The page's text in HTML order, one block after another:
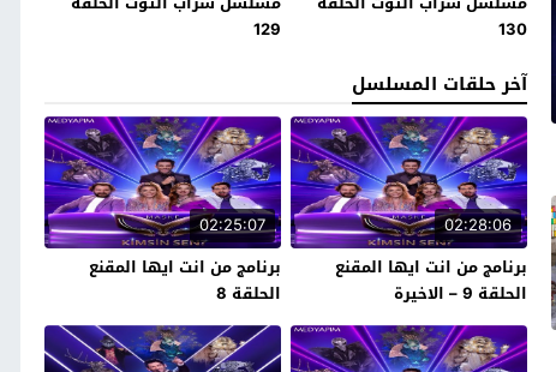
130
129
آخر حلقات المسلسل
02:28:06
برنامج من انت ايها المقنع
الحلقة 9 – الاخيرة
02:25:07
برنامج من انت ايها المقنع
الحلقة 8